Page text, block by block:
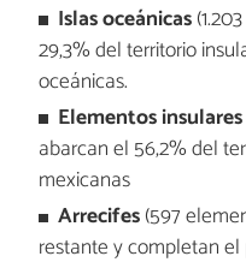
Islas oceánicas
29,3% del territorio
oceánicas.
Elementos
abarcan el 56,2% del
mexicanas
Arrecifes(597
restante y completan